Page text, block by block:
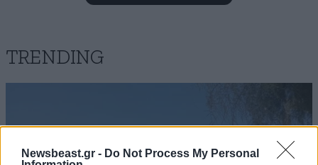
Newsbeast.gr - Do Not Process My Personal
ταξί μου.Ειχαν σταματήσει γύρω στα 10 Ι.χ για
TRENDING